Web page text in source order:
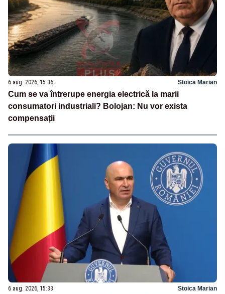
6 aug. 2026, 15:36 Stoica Marian
Cum se va întrerupe energia electrică la marii
consumatori industriali? Bolojan: Nu vor exista
compensații
6 aug. 2026, 15:33 Stoica Marian